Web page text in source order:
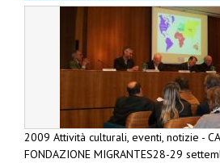
2009 Attività culturali, eventi, notizie -
FONDAZIONE MIGRANTES28-29